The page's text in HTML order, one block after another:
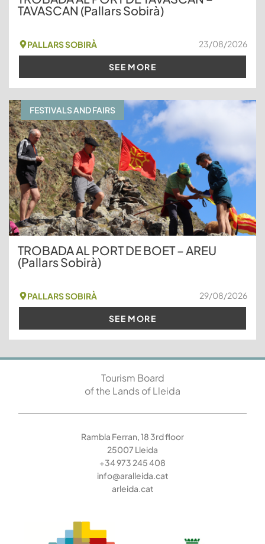
TAVASCAN (Pallars Sobirà)
PALLARS SOBIRÀ 23/08/2026
SEE MORE
FESTIVALS AND FAIRS
TROBADA AL PORT DE BOET – AREU
(Pallars Sobirà)
PALLARS SOBIRÀ 29/08/2026
SEE MORE
Tourism Board
of the Lands of Lleida
Rambla Ferran, 18 3rd floor
25007 Lleida
+34 973 245 408
info@aralleida.cat
arleida.cat